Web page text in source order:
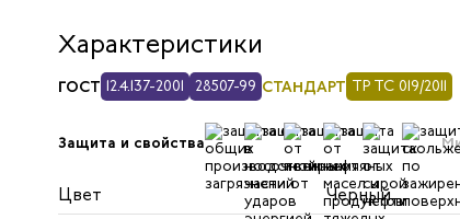
Характеристики
ГОСТ 12.4.137-2001 28507-99 СТАНДАРТ ТР ТС 019/2011
Защита и свойства
Цвет
Черный